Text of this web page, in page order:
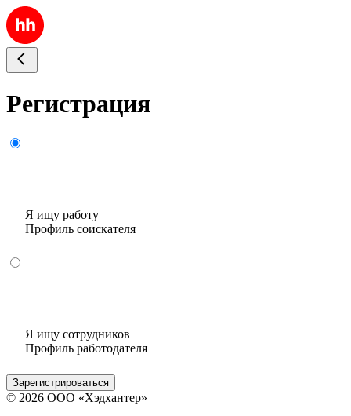
Регистрация
Я ищу работу
Профиль соискателя
Я ищу сотрудников
Профиль работодателя
Зарегистрироваться
© 2026 ООО «Хэдхантер»